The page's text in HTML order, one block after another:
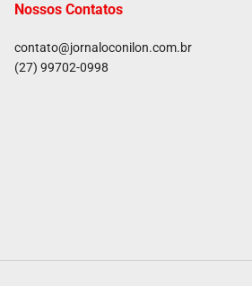
Nossos Contatos
contato@jornaloconilon.com.br
(27) 99702-0998